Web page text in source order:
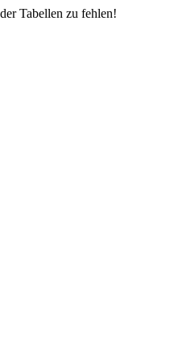
Tabellen zu fehlen!